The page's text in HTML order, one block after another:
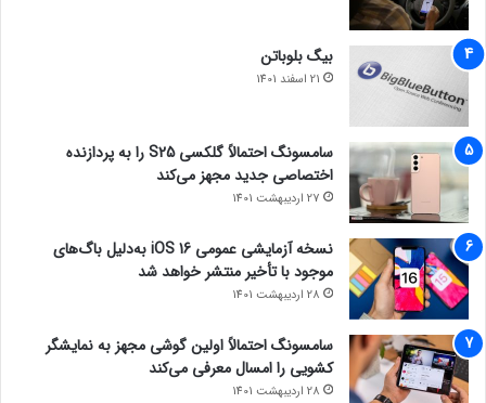
بیگ بلوباتن
21 اسفند 1401
سامسونگ احتمالاً گلکسی S25 را به پردازنده
اختصاصی جدید مجهز می‌کند
27 اردیبهشت 1401
نسخه آزمایشی عمومی iOS 16 به‌دلیل باگ‌های
موجود با تأخیر منتشر خواهد شد
28 اردیبهشت 1401
سامسونگ احتمالاً اولین گوشی مجهز به نمایشگر
کشویی را امسال معرفی می‌کند
28 اردیبهشت 1401